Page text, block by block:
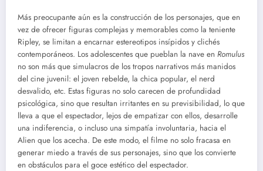
Más preocupante aún es la construcción de los personajes, que en
vez de ofrecer figuras complejas y memorables como la teniente
Ripley, se limitan a encarnar estereotipos insípidos y clichés
contemporáneos. Los adolescentes que pueblan la nave en Romulus
no son más que simulacros de los tropos narrativos más manidos
del cine juvenil: el joven rebelde, la chica popular, el nerd
desvalido, etc. Estas figuras no solo carecen de profundidad
psicológica, sino que resultan irritantes en su previsibilidad, lo que
lleva a que el espectador, lejos de empatizar con ellos, desarrolle
una indiferencia, o incluso una simpatía involuntaria, hacia el
Alien que los acecha. De este modo, el filme no solo fracasa en
generar miedo a través de sus personajes, sino que los convierte
en obstáculos para el goce estético del espectador.